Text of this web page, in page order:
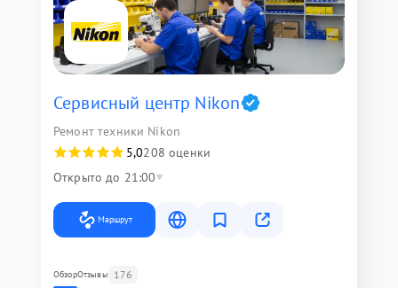
Сервисный центр Nikon
Ремонт техники Nikon
5,0208 оценки
Открыто до 21:00
Маршрут
ОбзорОтзывы 176